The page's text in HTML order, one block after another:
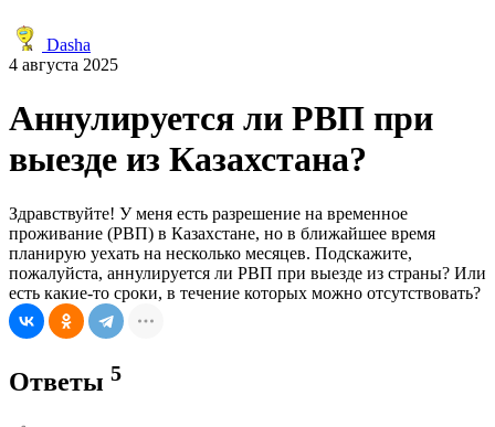
Dasha
4 августа 2025
Аннулируется ли РВП при
выезде из Казахстана?
Здравствуйте! У меня есть разрешение на временное
проживание (РВП) в Казахстане, но в ближайшее время
планирую уехать на несколько месяцев. Подскажите,
пожалуйста, аннулируется ли РВП при выезде из страны? Или
есть какие-то сроки, в течение которых можно отсутствовать?
Ответы 5